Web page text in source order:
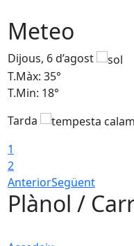
Meteo
Dijous, 6 d’agost
T.Màx: 35°
T.Min: 18°
Tarda
1
2
AnteriorSegüent
Plànol /